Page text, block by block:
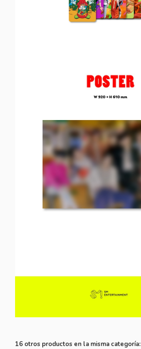
16 otros productos en la misma categoría: